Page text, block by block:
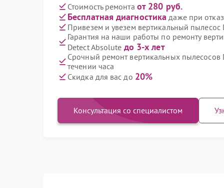
Стоимость ремонта от 280 руб.
Бесплатная диагностика даже при
Привезем и увезем вертикальный
Гарантия на наши работы по ремонту
Detect Absolute до 3-х лет
Срочный ремонт вертикальных пылесосов
течении часа
Скидка для вас до 20%
Консультация со специалистом